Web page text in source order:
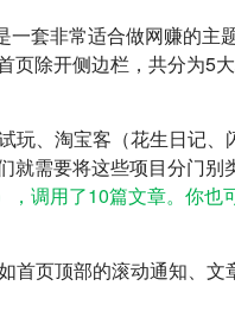
套非常适合做网赚的主题
页除开侧边栏，共分为5
玩、淘宝客（花生日记
需要将这些项目分门别
调用了10篇文章。你
页顶部的滚动通知、